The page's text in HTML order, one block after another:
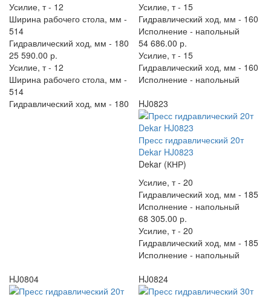
Усилие, т - 12
Ширина рабочего стола, мм -
514
Гидравлический ход, мм - 180
25 590.00 р.
Усилие, т - 12
Ширина рабочего стола, мм -
514
Гидравлический ход, мм - 180
Усилие, т - 15
Гидравлический ход, мм - 160
Исполнение - напольный
54 686.00 р.
Усилие, т - 15
Гидравлический ход, мм - 160
Исполнение - напольный
HJ0823
Пресс гидравлический 20т
Dekar HJ0823
Dekar (КНР)
Усилие, т - 20
Гидравлический ход, мм - 185
Исполнение - напольный
68 305.00 р.
Усилие, т - 20
Гидравлический ход, мм - 185
Исполнение - напольный
HJ0804
HJ0824